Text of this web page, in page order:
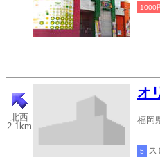
1000
北西
2.1km
オ
福岡
5 ス